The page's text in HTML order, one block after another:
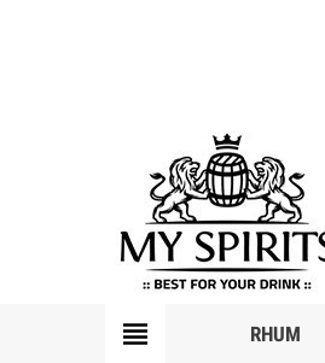
view_headline RHUM